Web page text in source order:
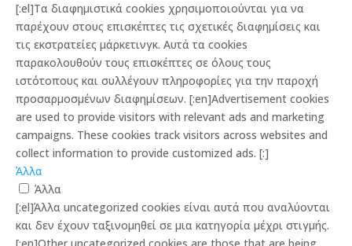
[:el]Τα διαφημιστικά cookies χρησιμοποιούνται για να
παρέχουν στους επισκέπτες τις σχετικές διαφημίσεις και
τις εκστρατείες μάρκετινγκ. Αυτά τα cookies
παρακολουθούν τους επισκέπτες σε όλους τους
ιστότοπους και συλλέγουν πληροφορίες για την παροχή
προσαρμοσμένων διαφημίσεων. [:en]Advertisement cookies
are used to provide visitors with relevant ads and marketing
campaigns. These cookies track visitors across websites and
collect information to provide customized ads. [:]
Άλλα
Άλλα
[:el]Άλλα uncategorized cookies είναι αυτά που αναλύονται
και δεν έχουν ταξινομηθεί σε μια κατηγορία μέχρι στιγμής.